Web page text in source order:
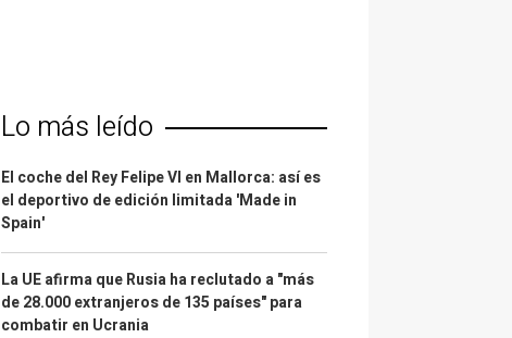
Lo más leído
El coche del Rey Felipe VI en Mallorca: así es
el deportivo de edición limitada 'Made in
Spain'
La UE afirma que Rusia ha reclutado a "más
de 28.000 extranjeros de 135 países" para
combatir en Ucrania